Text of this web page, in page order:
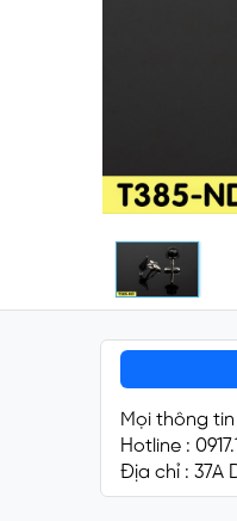
Mọi thông
Hotline :
Địa chỉ : 37A